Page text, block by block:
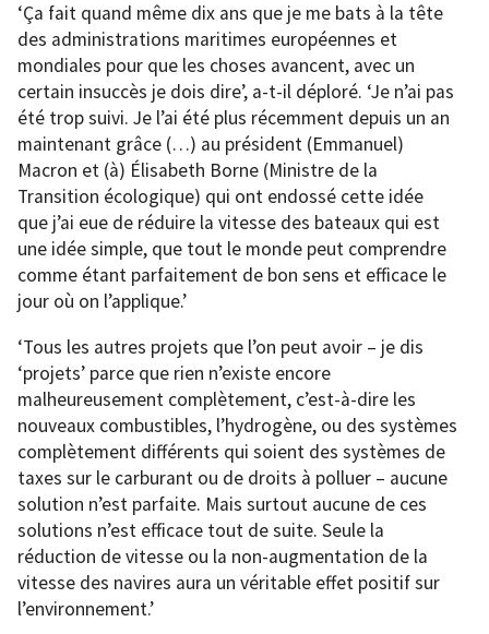
‘Ça fait quand même dix ans que je me bats à la tête
des administrations maritimes européennes et
mondiales pour que les choses avancent, avec un
certain insuccès je dois dire’, a-t-il déploré. ‘Je n’ai pas
été trop suivi. Je l’ai été plus récemment depuis un an
maintenant grâce (…) au président (Emmanuel)
Macron et (à) Élisabeth Borne (Ministre de la
Transition écologique) qui ont endossé cette idée
que j’ai eue de réduire la vitesse des bateaux qui est
une idée simple, que tout le monde peut comprendre
comme étant parfaitement de bon sens et efficace le
jour où on l’applique.’
‘Tous les autres projets que l’on peut avoir – je dis
‘projets’ parce que rien n’existe encore
malheureusement complètement, c’est-à-dire les
nouveaux combustibles, l’hydrogène, ou des systèmes
complètement différents qui soient des systèmes de
taxes sur le carburant ou de droits à polluer – aucune
solution n’est parfaite. Mais surtout aucune de ces
solutions n’est efficace tout de suite. Seule la
réduction de vitesse ou la non-augmentation de la
vitesse des navires aura un véritable effet positif sur
l’environnement.’